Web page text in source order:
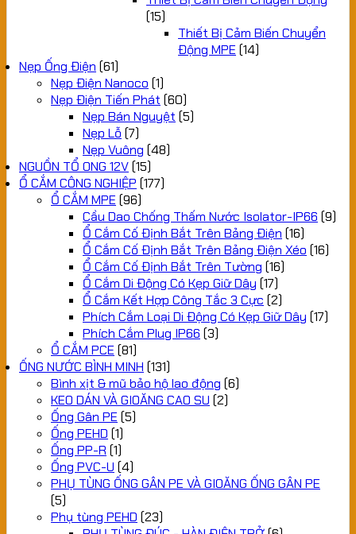
(15)
Thiết Bị Cảm Biến Chuyển
Động MPE (14)
Nẹp Ống Điện (61)
Nẹp Điện Nanoco (1)
Nẹp Điện Tiến Phát (60)
Nẹp Bán Nguyệt (5)
Nẹp Lỗ (7)
Nẹp Vuông (48)
NGUỒN TỔ ONG 12V(15)
Ổ CẮM CÔNG NGHIỆP (177)
Ổ CẮM MPE (96)
Cầu Dao Chống Thấm Nước Isolator-IP66 (9)
Ổ Cắm Cố Định Bắt Trên Bảng Điện (16)
Ổ Cắm Cố Định Bắt Trên Bảng Điện Xéo (16)
Ổ Cắm Cố Định Bắt Trên Tường (16)
Ổ Cắm Di Động Có Kẹp Giữ Dây (17)
Ổ Cắm Kết Hợp Công Tắc 3 Cực (2)
Phích Cắm Loại Di Động Có Kẹp Giữ Dây (17)
Phích Cắm Plug IP66 (3)
Ổ CẮM PCE (81)
ỐNG NƯỚC BÌNH MINH (131)
Bình xịt & mũ bảo hộ lao động (6)
KEO DÁN VÀ GIOĂNG CAO SU (2)
Ống Gân PE (5)
Ống PEHD (1)
Ống PP-R (1)
Ống PVC-U (4)
PHỤ TÙNG ỐNG GÂN PE VÀ GIOĂNG ỐNG GÂN PE
(5)
Phụ tùng PEHD (23)